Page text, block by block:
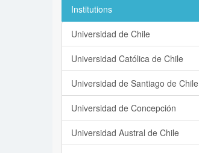
Institutions
Universidad de Chile
Universidad Católica de Chile
Universidad de Santiago de Chile
Universidad de Concepción
Universidad Austral de Chile